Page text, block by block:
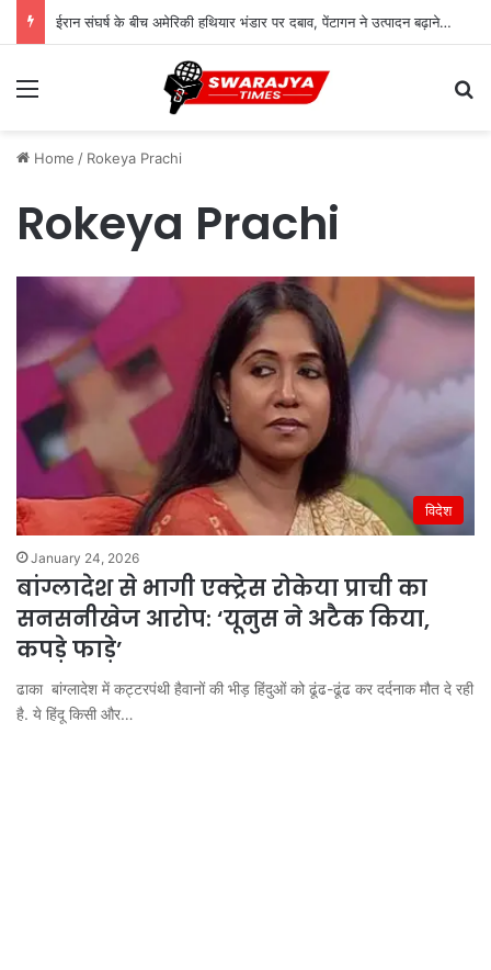
ईरान संघर्ष के बीच अमेरिकी हथियार भंडार पर दबाव, पेंटागन ने उत्पादन बढ़ाने का दिया आदेश
Menu
Home / Rokeya Prachi
Rokeya Prachi
विदेश
January 24, 2026
बांग्लादेश से भागी एक्ट्रेस रोकेया प्राची का
सनसनीखेज आरोप: ‘यूनुस ने अटैक किया,
कपड़े फाड़े’
ढाका बांग्लादेश में कट्टरपंथी हैवानों की भीड़ हिंदुओं को ढूंढ-ढूंढ कर दर्दनाक मौत दे रही
है. ये हिंदू किसी और…